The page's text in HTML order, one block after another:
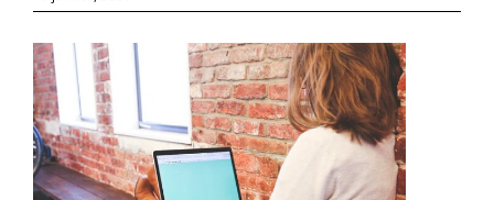
View
Larger
Image